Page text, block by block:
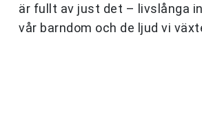
är fullt av just det – livslånga
vår barndom och de ljud vi